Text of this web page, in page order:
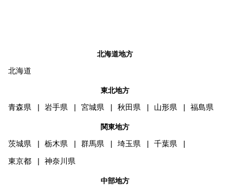
北海道地方
北海道
東北地方
青森県 岩手県 宮城県 秋田県 山形県 福島県
関東地方
茨城県 栃木県 群馬県 埼玉県
千葉県
東京都
神奈川県
中部地方